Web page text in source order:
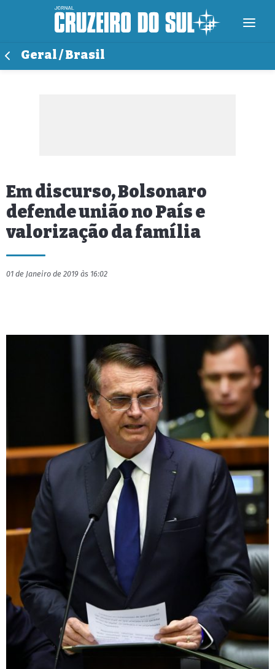
Geral / Brasil
Em discurso, Bolsonaro
defende união no País e
valorização da família
01 de Janeiro de 2019 às 16:02